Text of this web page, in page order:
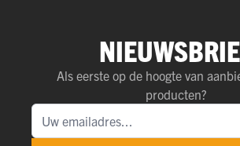
Als eerste op de hoogte van
producten?